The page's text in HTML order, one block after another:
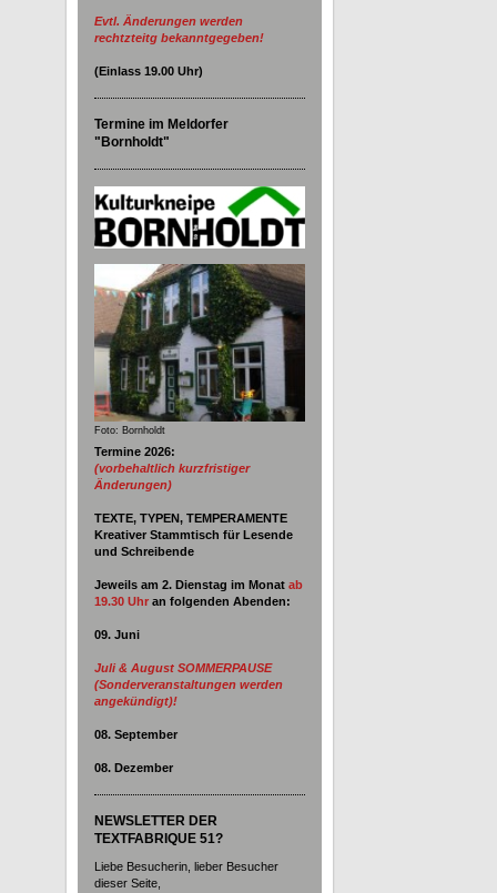
Evtl. Änderungen werden
rechtzteitg bekanntgegeben!
(Einlass 19.00 Uhr)
Termine im Meldorfer
"Bornholdt"
Foto: Bornholdt
Termine 2026:
(vorbehaltlich kurzfristiger
Änderungen)
TEXTE, TYPEN, TEMPERAMENTE
Kreativer Stammtisch für Lesende
und Schreibende
Jeweils am 2. Dienstag im Monat ab
19.30 Uhr an folgenden Abenden:
09. Juni
Juli & August SOMMERPAUSE
(Sonderveranstaltungen werden
angekündigt)!
08. September
08. Dezember
NEWSLETTER DER
TEXTFABRIQUE 51?
Liebe Besucherin, lieber Besucher
dieser Seite,